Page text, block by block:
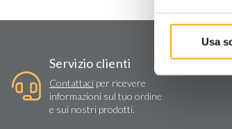
Usa
Servizio clienti
Contattaciper ricevere
informazioni sul tuo ordine
e sui nostri prodotti.